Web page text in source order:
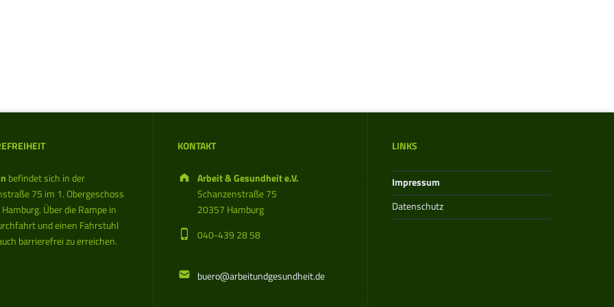
befindet sich in der
75 im 1. Obergeschoss
Über die Rampe in
und einen Fahrstuhl
barrierefrei zu erreichen.
KONTAKT
Address:
Arbeit & Gesundheit e.V.
Schanzenstraße 75
20357 Hamburg
Phone number:
040-439 28 58
Email address:
buero@arbeitundgesundheit.de
LINKS
Impressum
Datenschutz